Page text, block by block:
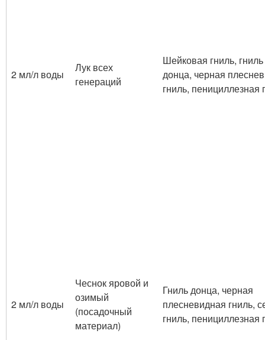
2 мл/л воды
Лук всех
генераций
Шейковая гниль, гниль
донца, черная
гниль, пенициллезная
2 мл/л воды
Чеснок яровой и
озимый
(посадочный
материал)
Гниль донца, черная
плесневидная гниль,
гниль, пенициллезная